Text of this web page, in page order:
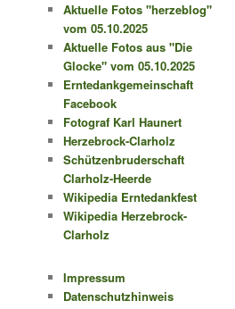
Aktuelle Fotos "herzeblog"
vom 05.10.2025
Aktuelle Fotos aus "Die
Glocke" vom 05.10.2025
Erntedankgemeinschaft
Facebook
Fotograf Karl Haunert
Herzebrock-Clarholz
Schützenbruderschaft
Clarholz-Heerde
Wikipedia Erntedankfest
Wikipedia Herzebrock-
Clarholz
Impressum
Datenschutzhinweis